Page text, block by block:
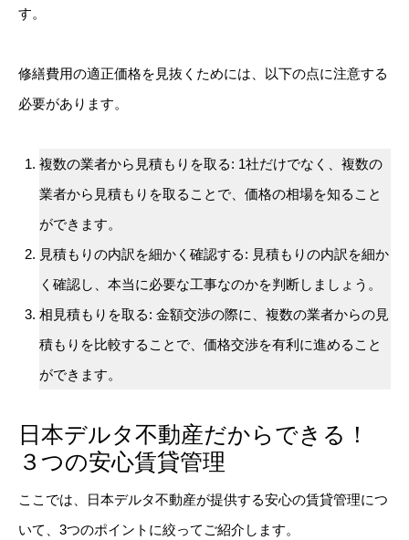
す。
修繕費用の適正価格を見抜くためには、以下の点に注意する
必要があります。
複数の業者から見積もりを取る: 1社だけでなく、複数の
業者から見積もりを取ることで、価格の相場を知ること
ができます。
見積もりの内訳を細かく確認する: 見積もりの内訳を細か
く確認し、本当に必要な工事なのかを判断しましょう。
相見積もりを取る: 金額交渉の際に、複数の業者からの見
積もりを比較することで、価格交渉を有利に進めること
ができます。
日本デルタ不動産だからできる！
３つの安心賃貸管理
ここでは、日本デルタ不動産が提供する安心の賃貸管理につ
いて、3つのポイントに絞ってご紹介します。